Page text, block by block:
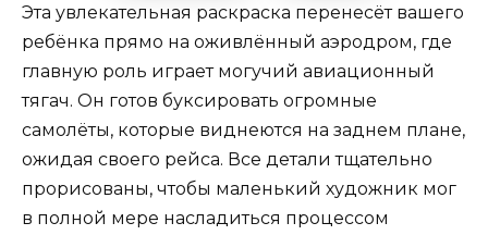
Эта увлекательная раскраска перенесёт вашего
ребёнка прямо на оживлённый аэродром, где
главную роль играет могучий авиационный
тягач. Он готов буксировать огромные
самолёты, которые виднеются на заднем плане,
ожидая своего рейса. Все детали тщательно
прорисованы, чтобы маленький художник мог
в полной мере насладиться процессом